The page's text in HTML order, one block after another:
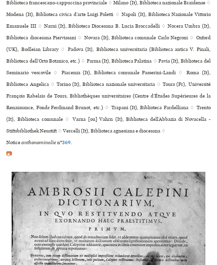
Biblioteca fran­ces­cano-cap­puc­cina pro­vin­ciale ♢ Milano (It), Biblioteca nazio­nale Braidense ♢
Modena (It), Biblioteca civica d’arte Luigi Poletti ♢ Napoli (It), Biblioteca Nazionale Vittorio
Emanuele III ♢ Narni (It), Biblioteca Diocesana B. Lucia Broccadelli ♢ Nocera Umbra (It),
Biblioteca dio­ce­sana Piervissani ♢ Novara (It), Biblioteca comu­nale Carlo Negroni ♢ Oxford
(UK), Bodleian Library ♢ Padova (It), Biblioteca uni­ver­si­ta­ria (Biblioteca antica V. Pinali,
Biblioteca dell’Orto Botanico, etc.) ♢ Parma (It), Biblioteca Palatina ♢ Pavia (It), Biblioteca del
Seminario ves­co­vile ♢ Piacenza (It), Biblioteca comu­nale Passerini-Landi ♢ Roma (It),
Biblioteca Angelica ♢ Torino (It), Biblioteca nazio­nale uni­ver­si­ta­ria ♢ Tours (Fr), Université
François Rabelais de Tours, Bibliothèques uni­ver­si­tai­res (Centre d’Études Supérieures de la
Renaissance, Fonds Ferdinand Brunot, etc.) ♢ Trapani (It), Biblioteca Fardelliana ♢ Trento
(It), Biblioteca comu­nale ♢ Varna [ou] Vahrn (It), Biblioteca dell’Abbazia di Novacella -
Stiftsbibliothek Neustift ♢ Vercelli (It), Biblioteca agne­siana e dio­ce­sana ♢
Noticeanthonominalien°369.
📷